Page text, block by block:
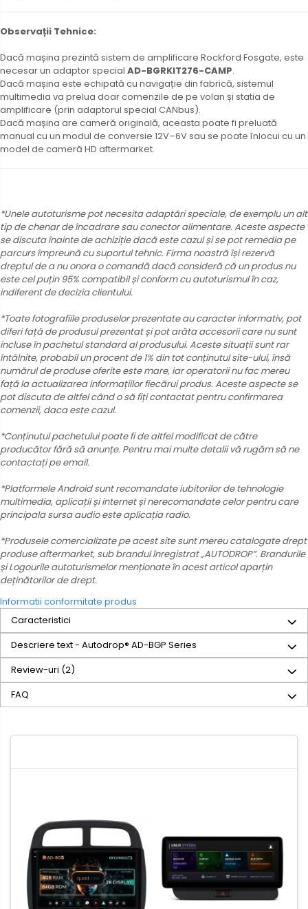
Observații Tehnice:
Dacă mașina prezintă sistem de amplificare Rockford Fosgate, este
necesar un adaptor special AD-BGRKIT276-CAMP.
Dacă mașina este echipată cu navigație din fabrică, sistemul
multimedia va prelua doar comenzile de pe volan și statia de
amplificare (prin adaptorul special CANbus).
Dacă mașina are cameră originală, aceasta poate fi preluată
manual cu un modul de conversie 12V–6V sau se poate înlocui cu un
model de cameră HD aftermarket.
*Unele autoturisme pot necesita adaptări speciale, de exemplu un alt
tip de chenar de încadrare sau conector alimentare. Aceste aspecte
se discuta înainte de achiziție dacă este cazul și se pot remedia pe
parcurs împreună cu suportul tehnic. Firma noastră își rezervă
dreptul de a nu onora o comandă dacă consideră că un produs nu
este cel puțin 95% compatibil și conform cu autoturismul în caz,
indiferent de decizia clientului.
*Toate fotografiile produselor prezentate au caracter informativ, pot
diferi față de produsul prezentat și pot arăta accesorii care nu sunt
incluse în pachetul standard al produsului. Aceste situații sunt rar
întâlnite, probabil un procent de 1% din tot conținutul site-ului, însă
numărul de produse oferite este mare, iar operatorii nu fac mereu
față la actualizarea informațiilor fiecărui produs. Aceste aspecte se
pot discuta de altfel când o să fiți contactat pentru confirmarea
comenzii, daca este cazul.
*Conținutul pachetului poate fi de altfel modificat de către
producător fără să anunțe. Pentru mai multe detalii vă rugăm să ne
contactați pe email.
*Platformele Android sunt recomandate iubitorilor de tehnologie
multimedia, aplicații și internet și nerecomandate celor pentru care
principala sursa audio este aplicația radio.
*Produsele comercializate pe acest site sunt mereu catalogate drept
produse aftermarket, sub brandul înregistrat „AUTODROP”. Brandurile
și Logourile autoturismelor menționate în acest articol aparțin
deținătorilor de drept.
Informatii conformitate produs
Caracteristici
Descriere text - Autodrop® AD-BGP Series
Review-uri (2)
FAQ